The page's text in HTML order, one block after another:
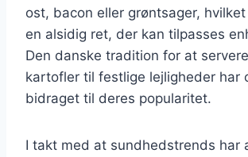
ost, bacon eller grøntsager,
en alsidig ret, der kan tilpasses
Den danske tradition for at
kartofler til festlige lejligheder har
bidraget til deres popularitet.
I takt med at sundhedstrends har